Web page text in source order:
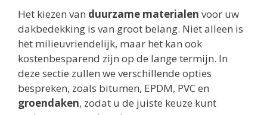
Het kiezen van duurzame materialen voor uw
dakbedekking is van groot belang. Niet alleen is
het milieuvriendelijk, maar het kan ook
kostenbesparend zijn op de lange termijn. In
deze sectie zullen we verschillende opties
bespreken, zoals bitumen, EPDM, PVC en
groendaken, zodat u de juiste keuze kunt